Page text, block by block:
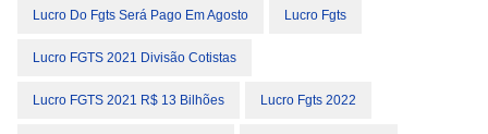
Lucro Do Fgts Será Pago Em Agosto Lucro Fgts
Lucro FGTS 2021 Divisão Cotistas
Lucro FGTS 2021 R$ 13 Bilhões Lucro Fgts 2022